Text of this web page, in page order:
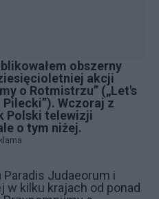
obszerny
akcji
o Rotmistrzu” („Let's
Wczoraj z
Polski telewizji
o tym niżej.
Judaeorum i
w kilku krajach od ponad